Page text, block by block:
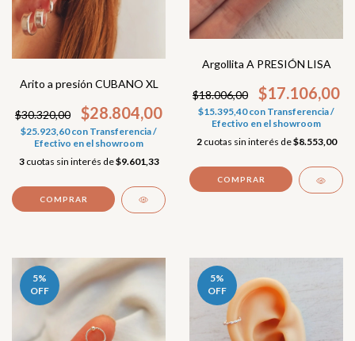
Arito a presión CUBANO XL
$30.320,00 $28.804,00
$25.923,60con Transferencia /
Efectivo en el showroom
3 cuotas sin interés de$9.601,33
Argollita A PRESIÓN LISA
$18.006,00 $17.106,00
$15.395,40con Transferencia /
Efectivo en el showroom
2 cuotas sin interés de$8.553,00
COMPRAR
5%
OFF
5%
OFF